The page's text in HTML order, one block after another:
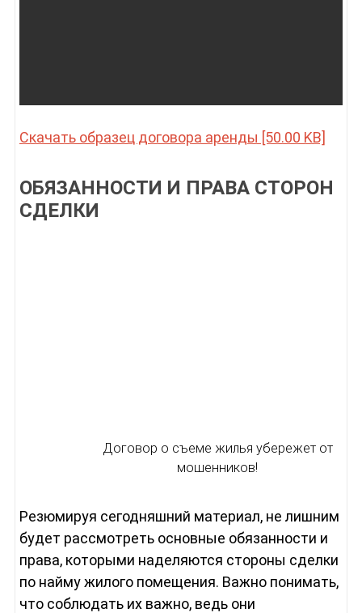
Скачать образец договора аренды [50.00 KB]
ОБЯЗАННОСТИ И ПРАВА СТОРОН
СДЕЛКИ
Договор о съеме жилья убережет от
мошенников!
Резюмируя сегодняшний материал, не лишним
будет рассмотреть основные обязанности и
права, которыми наделяются стороны сделки
по найму жилого помещения. Важно понимать,
что соблюдать их важно, ведь они